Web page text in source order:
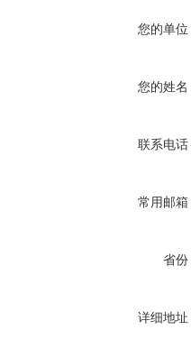
您的单位
您的姓名
联系电话
常用邮箱
省份
详细地址